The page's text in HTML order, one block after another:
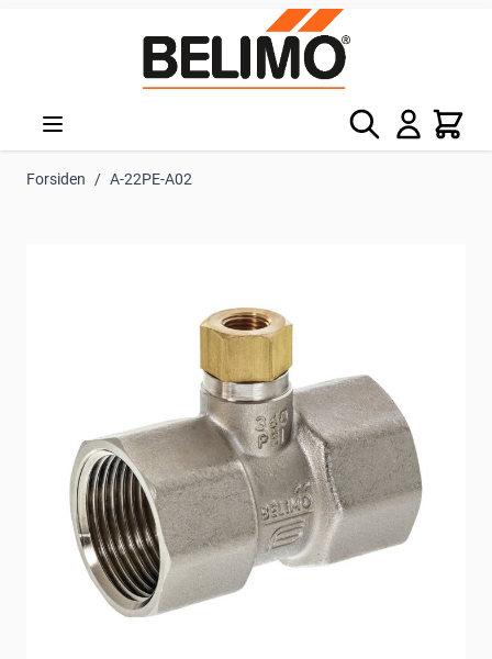
Søg Kurv
Forsiden / A-22PE-A02